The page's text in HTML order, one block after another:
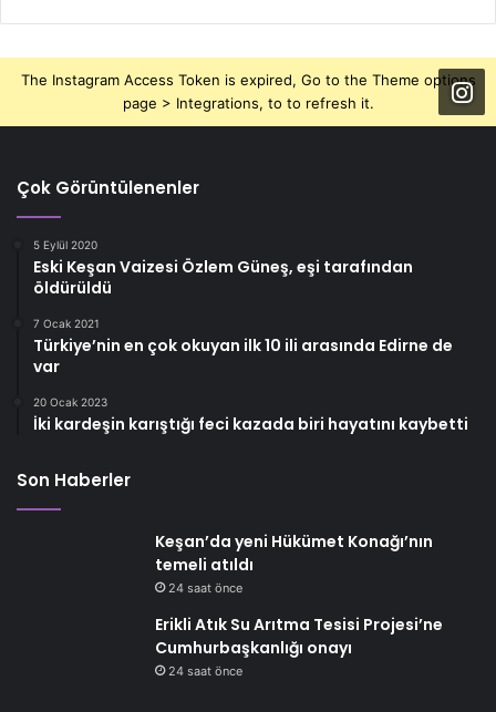
The Instagram Access Token is expired, Go to the Theme options
page > Integrations, to to refresh it.
Çok Görüntülenenler
5 Eylül 2020
Eski Keşan Vaizesi Özlem Güneş, eşi tarafından
öldürüldü
7 Ocak 2021
Türkiye’nin en çok okuyan ilk 10 ili arasında Edirne de
var
20 Ocak 2023
İki kardeşin karıştığı feci kazada biri hayatını kaybetti
Son Haberler
Keşan’da yeni Hükümet Konağı’nın
temeli atıldı
24 saat önce
Erikli Atık Su Arıtma Tesisi Projesi’ne
Cumhurbaşkanlığı onayı
24 saat önce